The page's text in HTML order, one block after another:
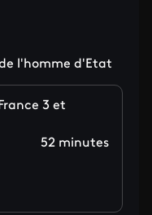
l'homme d'Etat
3 et
52 minutes